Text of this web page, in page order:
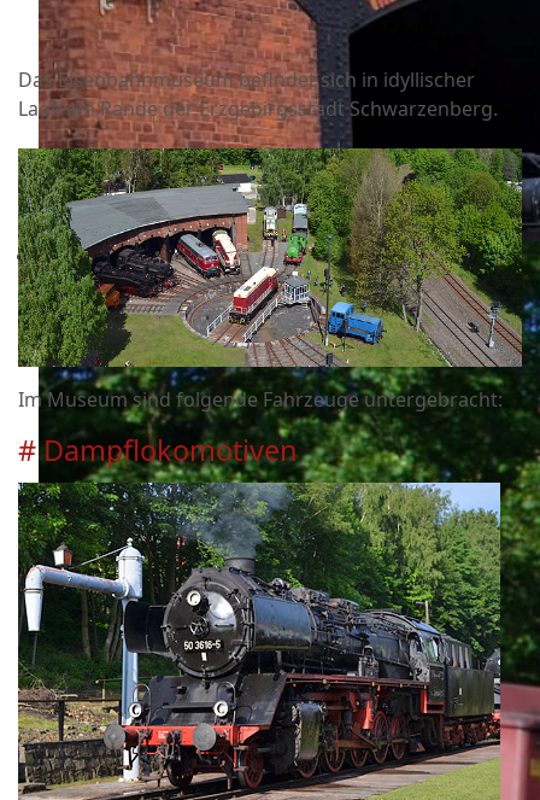
Das Eisenbahnmuseum befindet sich in idyllischer
Lage am Rande der Erzgebirgsstadt Schwarzenberg.
Im Museum sind folgende Fahrzeuge untergebracht:
# Dampflokomotiven